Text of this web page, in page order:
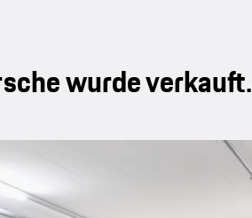
wurde verkauft.